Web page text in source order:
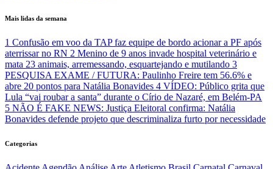
Mais lidas da semana
1 Confusão em voo da TAP faz equipe de bordo acionar a PF após
aterrissar no RN 2 Menino de 9 anos invade hospital veterinário e
mata 23 animais, arremessando, esquartejando e mutilando 3
PESQUISA EXAME / FUTURA: Paulinho Freire tem 56.6% e
abre 20 pontos para Natália Bonavides 4 VÍDEO: Público grita que
Lula “vai roubar a santa” durante o Círio de Nazaré, em Belém-PA
5 NÃO É FAKE NEWS: Justiça Eleitoral confirma: Natália
Bonavides defende projeto que descriminaliza furto por necessidade
Categorias